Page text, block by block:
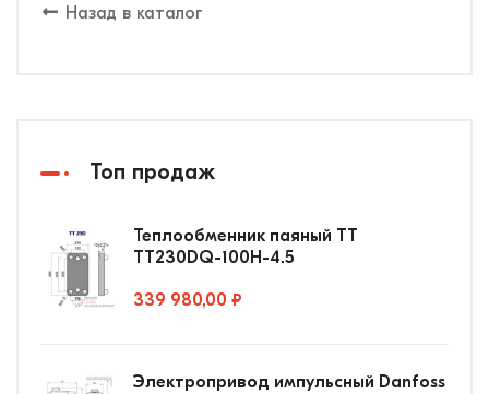
Назад в каталог
Топ продаж
Теплообменник паяный ТТ
ТТ230DQ-100Н-4.5
339 980,00 ₽
Электропривод импульсный Danfoss